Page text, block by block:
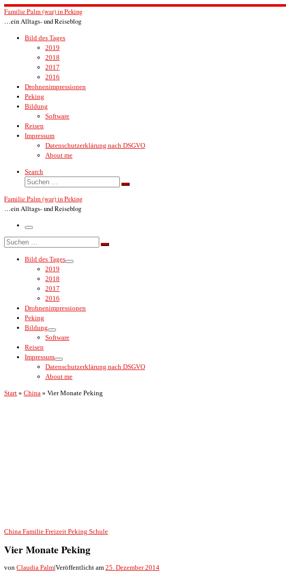
Zum
Inhalt
Familie Palm (war) in Peking
…ein Alltags- und Reiseblog
Bild des Tages
2019
2018
2017
2016
Drohnenimpressionen
Peking
Bildung
Software
Reisen
Impressum
Datenschutzerklärung nach DSGVO
About me
Search
Suche
Suchen …
Familie Palm (war) in Peking
…ein Alltags- und Reiseblog
Menü
Suche
Suchen …
Bild des Tages
2019
2018
2017
2016
Drohnenimpressionen
Peking
Bildung
Software
Reisen
Impressum
Datenschutzerklärung nach DSGVO
About me
Start » China » Vier Monate Peking
China Familie Freizeit Peking Schule
Vier Monate Peking
von Claudia Palm|Veröffentlicht am 25. Dezember 2014